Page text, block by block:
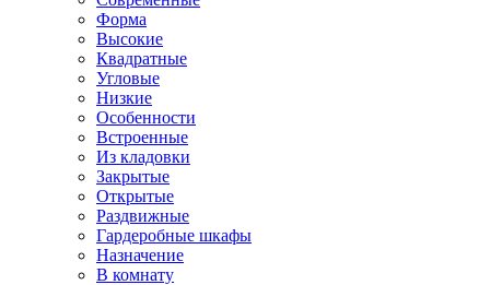
Форма
Высокие
Квадратные
Угловые
Низкие
Особенности
Встроенные
Из кладовки
Закрытые
Открытые
Раздвижные
Гардеробные шкафы
Назначение
В комнату